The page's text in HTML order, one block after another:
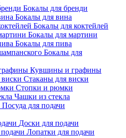
Бокалы для бренди
Бокалы для вина
Бокалы для коктейлей
Бокалы для мартини
Бокалы для пива
Бокалы для
Кувшины и графины
Стаканы для виски
Стопки и рюмки
Чашки из стекла
Посуда для подачи
Доски для подачи
Лопатки для подачи